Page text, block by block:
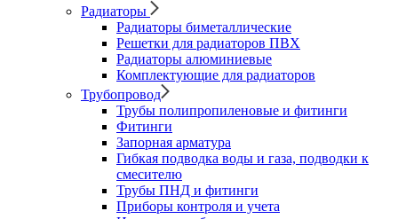
Радиаторы
Радиаторы биметаллические
Решетки для радиаторов ПВХ
Радиаторы алюминиевые
Комплектующие для радиаторов
Трубопровод
Трубы полипропиленовые и фитинги
Фитинги
Запорная арматура
Гибкая подводка воды и газа, подводки к
смесителю
Трубы ПНД и фитинги
Приборы контроля и учета